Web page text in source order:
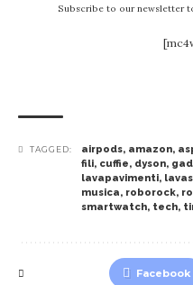
Subscribe to our newsletter
TAGGED: airpods, amazon,
fili, cuffie, dyson,
lavapavimenti,
musica, roborock,
smartwatch, tech,
Facebook